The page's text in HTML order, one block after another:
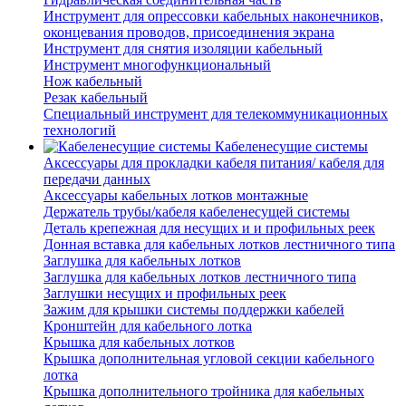
Инструмент для опрессовки кабельных наконечников,
оконцевания проводов, присоединения экрана
Инструмент для снятия изоляции кабельный
Инструмент многофункциональный
Нож кабельный
Резак кабельный
Специальный инструмент для телекоммуникационных
технологий
Кабеленесущие системы
Аксессуары для прокладки кабеля питания/ кабеля для
передачи данных
Аксессуары кабельных лотков монтажные
Держатель трубы/кабеля кабеленесущей системы
Деталь крепежная для несущих и и профильных реек
Донная вставка для кабельных лотков лестничного типа
Заглушка для кабельных лотков
Заглушка для кабельных лотков лестничного типа
Заглушки несущих и профильных реек
Зажим для крышки системы поддержки кабелей
Кронштейн для кабельного лотка
Крышка для кабельных лотков
Крышка дополнительная угловой секции кабельного
лотка
Крышка дополнительного тройника для кабельных